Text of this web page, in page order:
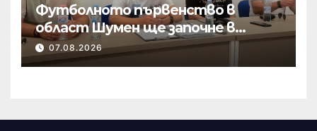
Футболното първенство в
област Шумен ще започне в
началото на септември
07.08.2026